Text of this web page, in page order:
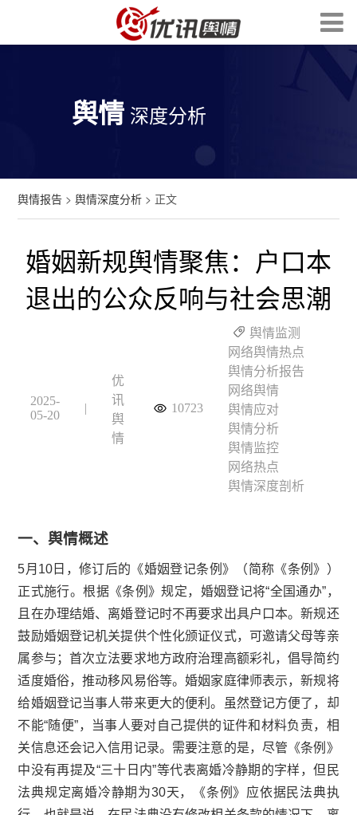
舆情 深度分析
舆情报告 >舆情深度分析 > 正文
婚姻新规舆情聚焦：户口本
退出的公众反响与社会思潮
2025-
05-20
|
优
讯
舆
情
10723
舆情监测
网络舆情热点
舆情分析报告
网络舆情
舆情应对
舆情分析
舆情监控
网络热点
舆情深度剖析
一、舆情概述
5月10日，修订后的《婚姻登记条例》（简称《条例》）
正式施行。根据《条例》规定，婚姻登记将“全国通办”，
且在办理结婚、离婚登记时不再要求出具户口本。新规还
鼓励婚姻登记机关提供个性化颁证仪式，可邀请父母等亲
属参与；首次立法要求地方政府治理高额彩礼，倡导简约
适度婚俗，推动移风易俗等。婚姻家庭律师表示，新规将
给婚姻登记当事人带来更大的便利。虽然登记方便了，却
不能“随便”，当事人要对自己提供的证件和材料负责，相
关信息还会记入信用记录。需要注意的是，尽管《条例》
中没有再提及“三十日内”等代表离婚冷静期的字样，但民
法典规定离婚冷静期为30天，《条例》应依据民法典执